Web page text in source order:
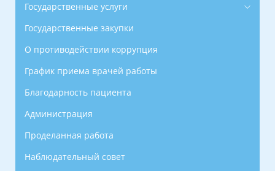
Государственные услуги
Государственные закупки
О противодействии коррупция
График приема врачей работы
Благодарность пациента
Администрация
Проделанная работа
Наблюдательный совет